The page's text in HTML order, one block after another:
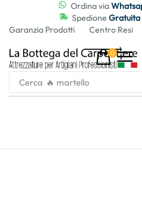
Ordina via
Spedione Gratuita
Garanzia Prodotti
Centro Resi
0
Cerca 🔥 martello